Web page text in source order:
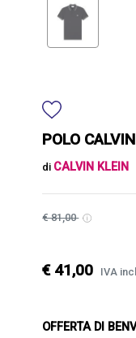
POLO
di CALVIN KLEIN
€ 81,00
€ 41,00 IVA
OFFERTA DI